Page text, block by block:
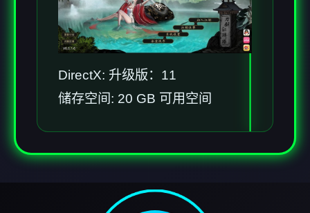
DirectX: 升级版：11
储存空间: 20 GB 可用空间